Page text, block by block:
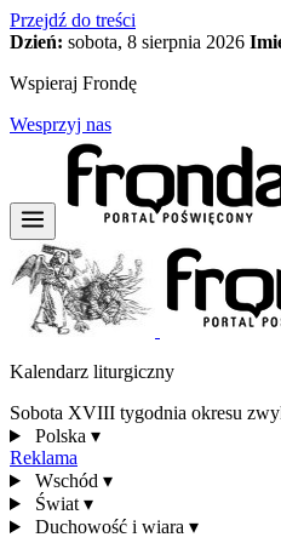
Przejdź do treści
Dzień: sobota, 8 sierpnia 2026
Wspieraj Frondę
Wesprzyj nas
Kalendarz liturgiczny
Sobota XVIII tygodnia okresu
Polska ▾
Reklama
Wschód ▾
Świat ▾
Duchowość i wiara ▾